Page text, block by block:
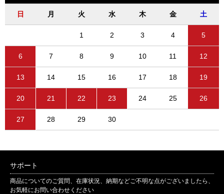
日 月 火 水 木 金 土
1 2 3 4 5
6 7 8 9 10 11 12
13 14 15 16 17 18 19
20 21 22 23 24 25 26
27 28 29 30
サポート
商品についてのご質問、在庫状況、納期などご不明な点がございましたら、
お気軽にお問い合わせください